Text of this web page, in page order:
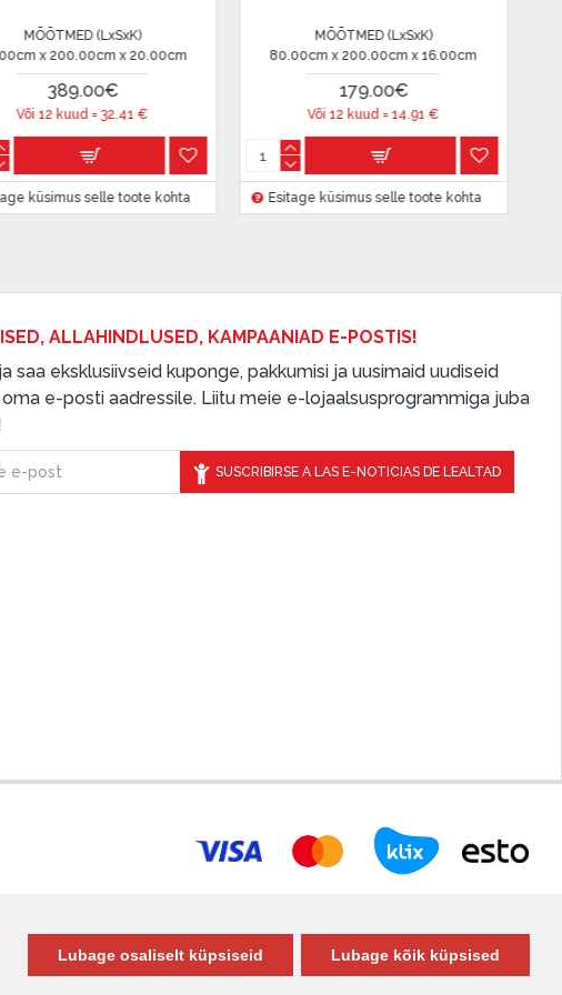
Lubage osaliselt küpsiseid Lubage kõik küpsised
(LxSxK)
x 16.00cm
=14.91€
selle toote kohta
MÕÕTMED (LxSxK)
200.00cm x 80.00cm x 16.00cm
Või 12 kuud =13.75€
Esitage küsimus selle toote kohta
ALLAHINDLUSED, KAMPAANIAD E-POSTIS!
saa eksklusiivseid kuponge, pakkumisi ja uusimaid uudiseid
e-posti aadressile. Liitu meie e-lojaalsusprogrammiga juba
SUSCRIBIRSE A LAS E-NOTICIAS DE LEALTAD